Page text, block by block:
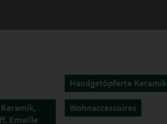
Emaille
Handgetöpferte Keramik
Wohnaccessoires